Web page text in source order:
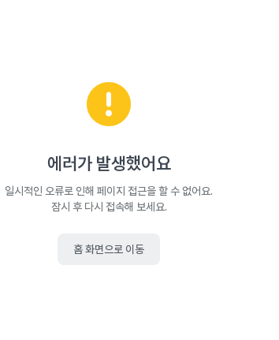
에러가 발생했어요
일시적인 오류로 인해 페이지 접근을 할 수 없어요.
잠시 후 다시 접속해 보세요.
홈 화면으로 이동